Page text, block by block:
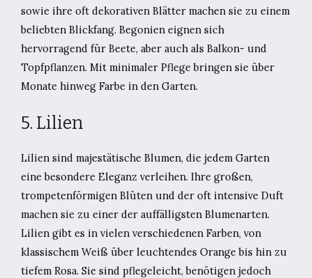
sowie ihre oft dekorativen Blätter machen sie zu einem
beliebten Blickfang. Begonien eignen sich
hervorragend für Beete, aber auch als Balkon- und
Topfpflanzen. Mit minimaler Pflege bringen sie über
Monate hinweg Farbe in den Garten.
5. Lilien
Lilien sind majestätische Blumen, die jedem Garten
eine besondere Eleganz verleihen. Ihre großen,
trompetenförmigen Blüten und der oft intensive Duft
machen sie zu einer der auffälligsten Blumenarten.
Lilien gibt es in vielen verschiedenen Farben, von
klassischem Weiß über leuchtendes Orange bis hin zu
tiefem Rosa. Sie sind pflegeleicht, benötigen jedoch